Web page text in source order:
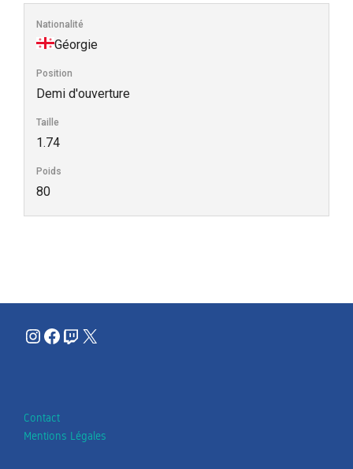
Nationalité
Géorgie
Position
Demi d'ouverture
Taille
1.74
Poids
80
Instagram
Facebook
Twitch
X
Contact
Mentions Légales